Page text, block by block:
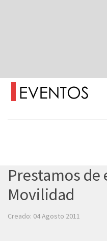
Prestamos de
Movilidad
Creado: 04 Agosto 2011